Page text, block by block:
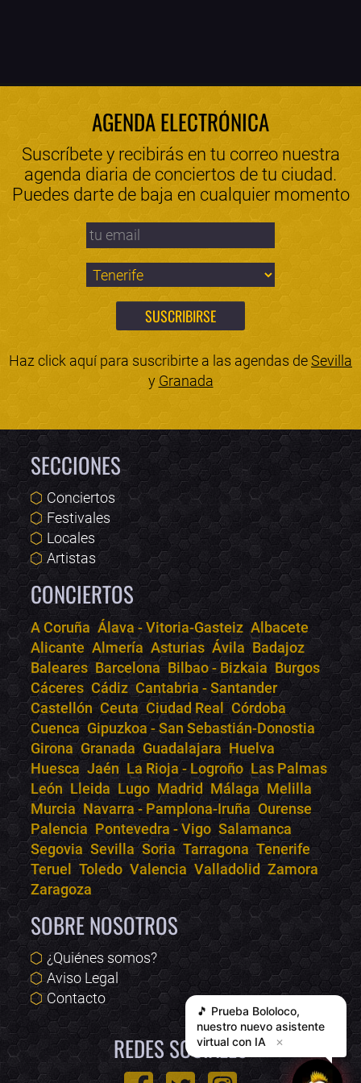
AGENDA ELECTRÓNICA
Suscríbete y recibirás en tu correo nuestra
agenda diaria de conciertos de tu ciudad.
Puedes darte de baja en cualquier momento
Haz click aquí para suscribirte a las agendas deSevilla
y Granada
SECCIONES
Conciertos
Festivales
Locales
Artistas
CONCIERTOS
A Coruña Álava - Vitoria-Gasteiz Albacete
Alicante Almería Asturias Ávila Badajoz
Baleares Barcelona Bilbao - Bizkaia Burgos
Cáceres Cádiz Cantabria - Santander
Castellón Ceuta Ciudad Real
Córdoba
Cuenca Gipuzkoa - San Sebastián-Donostia
Girona Granada Guadalajara Huelva
Huesca Jaén La Rioja - Logroño Las Palmas
León Lleida Lugo Madrid Málaga Melilla
Murcia Navarra - Pamplona-Iruña Ourense
Palencia Pontevedra - Vigo Salamanca
Segovia Sevilla Soria Tarragona Tenerife
Teruel
Toledo Valencia Valladolid Zamora
Zaragoza
SOBRE NOSOTROS
¿Quiénes somos?
Aviso Legal
Contacto
REDES SOCIALES
🎵 Prueba Bololoco,
nuestro nuevo asistente
virtual con IA
✕
Bololoco · conciertos.club
Online · Te ayudo a encontrar conciertos